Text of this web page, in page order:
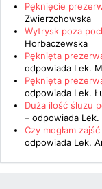
Pęknięcie
Zwierzchowska
Wytrysk poza
Horbaczewska
Pęknięta
odpowiada Lek.
Pęknięta
odpowiada Lek.
Duża ilość śluzu
– odpowiada Lek.
Czy mogłam
odpowiada Lek.